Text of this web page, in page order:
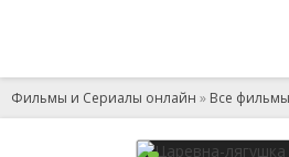
Фильмы и Сериалы онлайн » Все фильмы